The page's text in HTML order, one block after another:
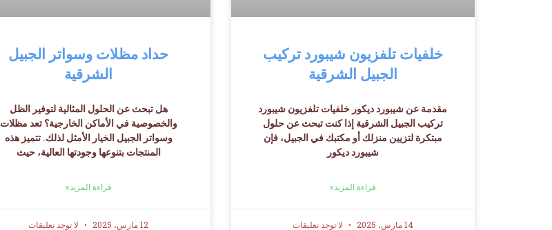
خلفيات تلفزيون شيبورد تركيب
الجبيل الشرقية
مقدمة عن شيبورد ديكور خلفيات تلفزيون شيبورد
تركيب الجبيل الشرقية إذا كنت تبحث عن حلول
مبتكرة لتزيين منزلك أو مكتبك في الجبيل، فإن
شيبورد ديكور
قراءة المزيد»
14 مارس، 2025 لا توجد تعليقات
حداد مظلات وسواتر الجبيل
الشرقية
هل تبحث عن الحلول المثالية لتوفير الظل
والخصوصية في الأماكن الخارجية؟ تعد مظلات
وسواتر الجبيل الخيار الأمثل لذلك. تتميز هذه
المنتجات بتنوعها وجودتها العالية، حيث
قراءة المزيد»
12 مارس، 2025 لا توجد تعليقات